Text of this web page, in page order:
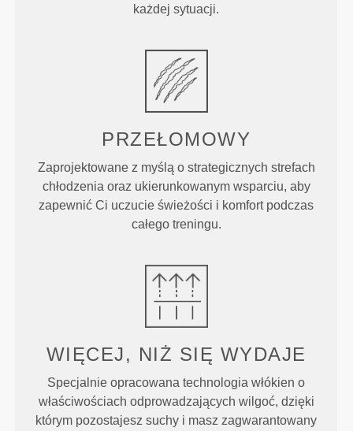
każdej sytuacji.
PRZEŁOMOWY
Zaprojektowane z myślą o strategicznych strefach
chłodzenia oraz ukierunkowanym wsparciu, aby
zapewnić Ci uczucie świeżości i komfort podczas
całego treningu.
WIĘCEJ, NIŻ SIĘ WYDAJE
Specjalnie opracowana technologia włókien o
właściwościach odprowadzających wilgoć, dzięki
którym pozostajesz suchy i masz zagwarantowany